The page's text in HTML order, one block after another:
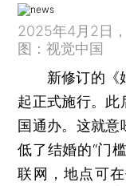
2025年4月2日
图：视觉中国
新修订的《婚
起正式施行。此
国通办。这就意
低了结婚的“门
联网，地点可